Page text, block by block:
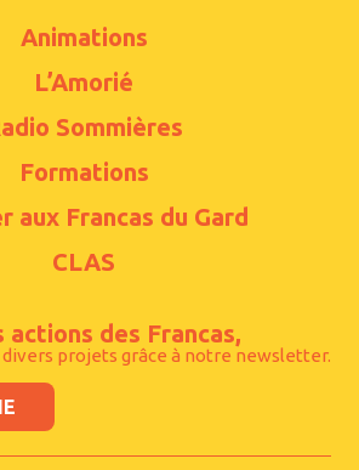
Animations
L’Amorié
Sommières
Formations
aux Francas du Gard
CLAS
des Francas,
projets grâce à notre newsletter.